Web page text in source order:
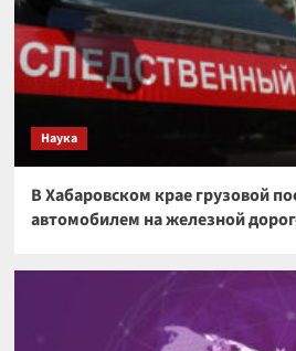
Наука
В Хабаровском крае грузовой
автомобилем на железной